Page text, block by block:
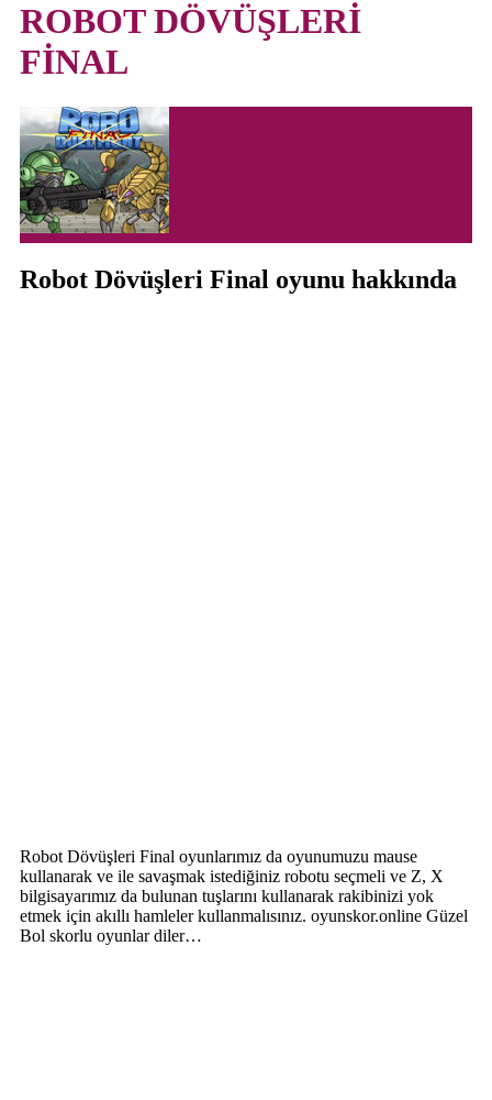
ROBOT DÖVÜŞLERİ
FİNAL
Robot Dövüşleri Final oyunu hakkında
Robot Dövüşleri Final oyunlarımız da oyunumuzu mause
kullanarak ve ile savaşmak istediğiniz robotu seçmeli ve Z, X
bilgisayarımız da bulunan tuşlarını kullanarak rakibinizi yok
etmek için akıllı hamleler kullanmalısınız. oyunskor.online Güzel
Bol skorlu oyunlar diler…